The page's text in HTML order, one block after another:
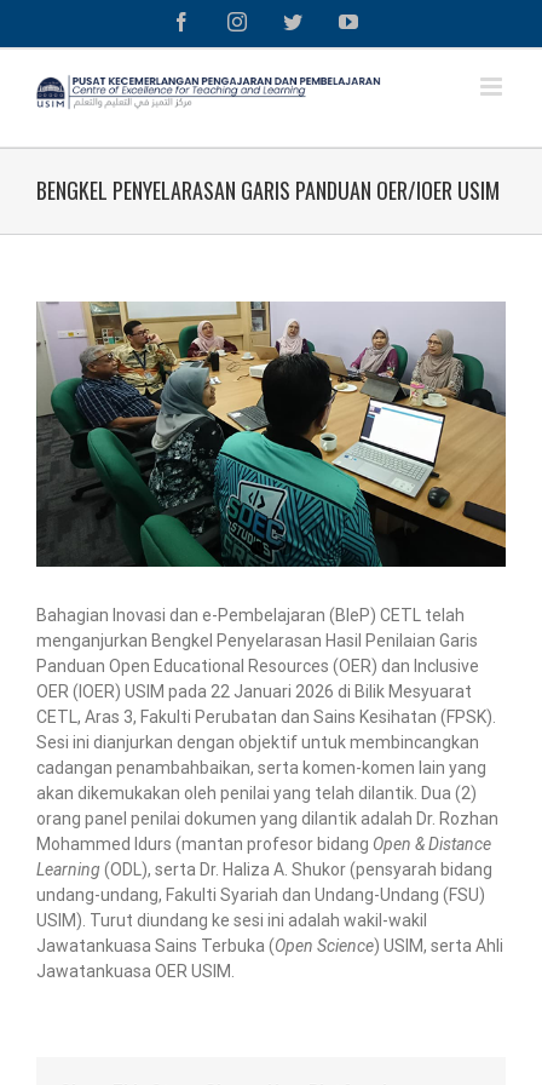
FacebookInstagramTwitterYouTube
BENGKEL PENYELARASAN GARIS PANDUAN OER/IOER USIM
View
Larger
Image
Bahagian Inovasi dan e-Pembelajaran (BIeP) CETL telah
menganjurkan Bengkel Penyelarasan Hasil Penilaian Garis
Panduan Open Educational Resources (OER) dan Inclusive
OER (IOER) USIM pada 22 Januari 2026 di Bilik Mesyuarat
CETL, Aras 3, Fakulti Perubatan dan Sains Kesihatan (FPSK).
Sesi ini dianjurkan dengan objektif untuk membincangkan
cadangan penambahbaikan, serta komen-komen lain yang
akan dikemukakan oleh penilai yang telah dilantik. Dua (2)
orang panel penilai dokumen yang dilantik adalah Dr. Rozhan
Mohammed Idurs (mantan profesor bidang Open & Distance
Learning(ODL), serta Dr. Haliza A. Shukor (pensyarah bidang
undang-undang, Fakulti Syariah dan Undang-Undang (FSU)
USIM). Turut diundang ke sesi ini adalah wakil-wakil
Jawatankuasa Sains Terbuka (Open Science) USIM, serta Ahli
Jawatankuasa OER USIM.